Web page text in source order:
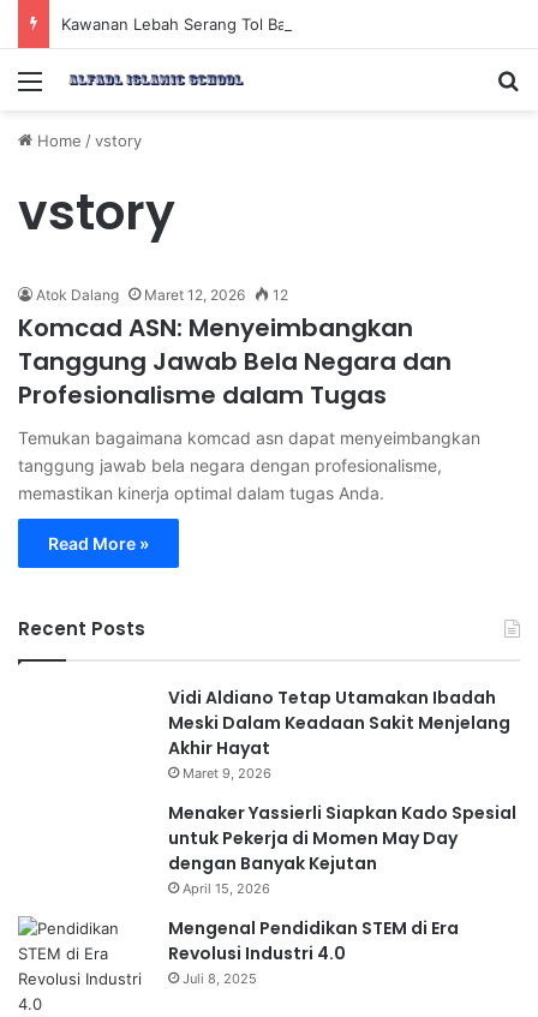
Menu
Home /vstory
vstory
Atok Dalang Maret 12, 2026 12
Komcad ASN: Menyeimbangkan
Tanggung Jawab Bela Negara dan
Profesionalisme dalam Tugas
Temukan bagaimana komcad asn dapat menyeimbangkan
tanggung jawab bela negara dengan profesionalisme,
memastikan kinerja optimal dalam tugas Anda.
Read More »
Recent Posts
Vidi Aldiano Tetap Utamakan Ibadah
Meski Dalam Keadaan Sakit Menjelang
Akhir Hayat
Maret 9, 2026
Menaker Yassierli Siapkan Kado Spesial
untuk Pekerja di Momen May Day
dengan Banyak Kejutan
April 15, 2026
Mengenal Pendidikan STEM di Era
Revolusi Industri 4.0
Juli 8, 2025